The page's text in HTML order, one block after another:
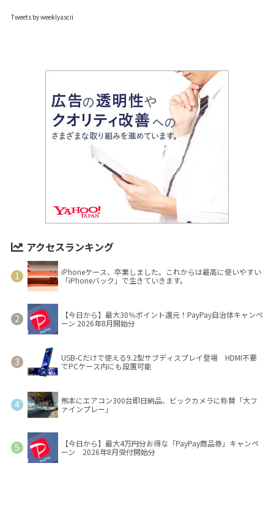
Tweets by weeklyascii
アクセスランキング
iPhoneケース、卒業しました。これからは最高に使いやすい
「iPhoneバック」で生きていきます。
【今日から】最大30％ポイント還元！PayPay自治体キャンペ
ーン 2026年8月開始分
USB-Cだけで使える9.2型サブディスプレイ登場 HDMI不要
でPCケース内にも設置可能
熊本にエアコン300台即日納品、ビックカメラに称賛「大フ
ァインプレー」
【今日から】最大4万円分お得な「PayPay商品券」キャンペ
ーン 2026年8月受付開始分